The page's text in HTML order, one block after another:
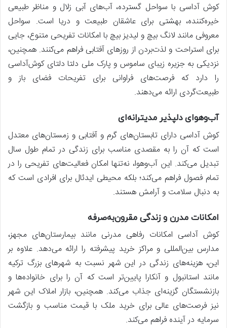
کوش ‌آداسی با سواحل گسترده، آب‌های آبی زلال و مناظر طبیعی
خیره‌کننده، بهشتی برای عاشقان طبیعت و دریا است. سواحل
معروفی مانند لانگ بیچ و لیدیز بیچ با امکانات تفریحی متنوع، جایی
برای استراحت و لذت‌بردن از روزهای آفتابی فراهم می‌کنند. همچنین،
نزدیکی به جزیره زیبای ساموس و پارک ملی دلتا دلتای کوش‌آداسی
را دارد که فرصت‌های فراوانی برای تفریحات فضای باز و
طبیعت‌گردی ارائه می‌دهند.
آب‌وهوای دلپذیر مدیترانه‌ای
کوش آداسی دارای تابستان‌های گرم و آفتابی و زمستان‌های معتدل
است که آن را به مقصدی مناسب برای زندگی در تمام طول سال
تبدیل می‌کند. این آب‌وهوا، نه‌تنها امکان فعالیت‌های تفریحی را در
تمام فصول فراهم می‌کند؛ بلکه محیطی ایدئال برای افرادی است که
به دنبال سلامت و آرامش هستند.
امکانات مدرن و زندگی مقرون‌به‌صرفه
کوش آداسی امکانات رفاهی مدرنی مانند بیمارستان‌های مجهز،
مدارس بین‌المللی و مراکز خرید پیشرفته را ارائه می‌دهد. علاوه بر
این، هزینه‌های زندگی در این شهر نسبت به شهرهای بزرگ ترکیه
مانند استانبول و آنکارا پایین‌تر است که آن را برای خانواده‌ها و
بازنشستگان گزینه‌ای جذاب می‌کند. همچنین، بازار املاک این شهر
نیز فرصت‌های عالی برای خرید ملک با قیمت مناسب و بازگشت
سرمایه در آینده فراهم می‌کند.